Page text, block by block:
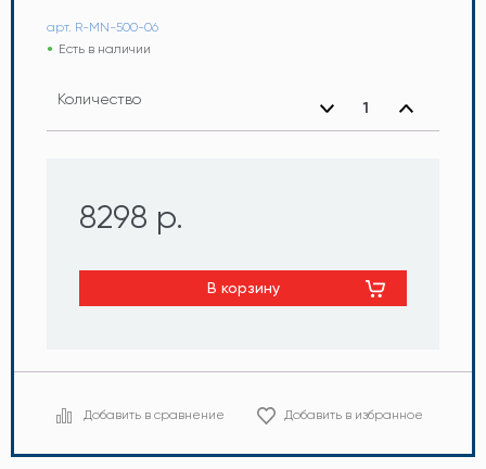
арт. R-MN-500-06
Есть в наличии
Количество
8298 р.
В корзину
Добавить в сравнение Добавить в избранное